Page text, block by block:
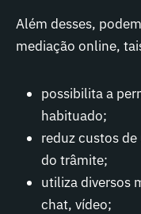
Além desses,
mediação online,
possibilita a
habituado;
reduz custos
do trâmite;
utiliza diversos
chat, vídeo;